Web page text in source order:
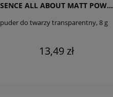
ESSENCE ALL ABOUT MATT POWDER
puder do twarzy transparentny, 8 g
13,49 zł